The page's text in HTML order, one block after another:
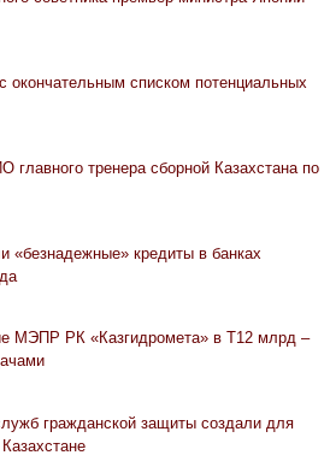
окончательным списком потенциальных
главного тренера сборной Казахстана по
«безнадежные» кредиты в банках
МЭПР РК «Казгидромета» в Т12 млрд –
гражданской защиты создали для